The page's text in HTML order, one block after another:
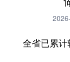
科技
全省已累计